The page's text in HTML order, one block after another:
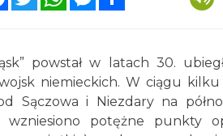
powstał w latach 30.
niemieckich. W ciągu
Sączowa i Niezdary na
wzniesiono potężne punkty